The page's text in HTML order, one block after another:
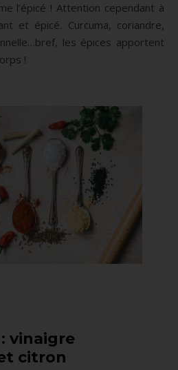
l’épicé ! Attention cependant à
et épicé. Curcuma, coriandre,
les épices apportent
!
vinaigre
citron